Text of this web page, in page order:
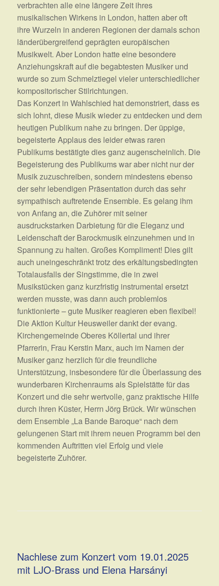
verbrachten alle eine längere Zeit ihres
musikalischen Wirkens in London, hatten aber oft
ihre Wurzeln in anderen Regionen der damals schon
länderübergreifend geprägten europäischen
Musikwelt. Aber London hatte eine besondere
Anziehungskraft auf die begabtesten Musiker und
wurde so zum Schmelztiegel vieler unterschiedlicher
kompositorischer Stilrichtungen.
Das Konzert in Wahlschied hat demonstriert, dass es
sich lohnt, diese Musik wieder zu entdecken und dem
heutigen Publikum nahe zu bringen. Der üppige,
begeisterte Applaus des leider etwas raren
Publikums bestätigte dies ganz augenscheinlich. Die
Begeisterung des Publikums war aber nicht nur der
Musik zuzuschreiben, sondern mindestens ebenso
der sehr lebendigen Präsentation durch das sehr
sympathisch auftretende Ensemble. Es gelang ihm
von Anfang an, die Zuhörer mit seiner
ausdruckstarken Darbietung für die Eleganz und
Leidenschaft der Barockmusik einzunehmen und in
Spannung zu halten. Großes Kompliment! Dies gilt
auch uneingeschränkt trotz des erkältungsbedingten
Totalausfalls der Singstimme, die in zwei
Musikstücken ganz kurzfristig instrumental ersetzt
werden musste, was dann auch problemlos
funktionierte – gute Musiker reagieren eben flexibel!
Die Aktion Kultur Heusweiler dankt der evang.
Kirchengemeinde Oberes Köllertal und ihrer
Pfarrerin, Frau Kerstin Marx, auch im Namen der
Musiker ganz herzlich für die freundliche
Unterstützung, insbesondere für die Überlassung des
wunderbaren Kirchenraums als Spielstätte für das
Konzert und die sehr wertvolle, ganz praktische Hilfe
durch ihren Küster, Herrn Jörg Brück. Wir wünschen
dem Ensemble „La Bande Baroque“ nach dem
gelungenen Start mit ihrem neuen Programm bei den
kommenden Auftritten viel Erfolg und viele
begeisterte Zuhörer.
Nachlese zum Konzert vom 19.01.2025
mit LJO-Brass und Elena Harsányi